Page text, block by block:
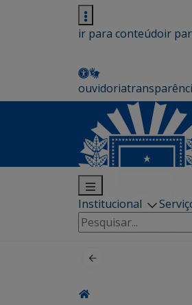
ir para conteúdoir
ouvidoria
Institucional
Pesquisar
por: